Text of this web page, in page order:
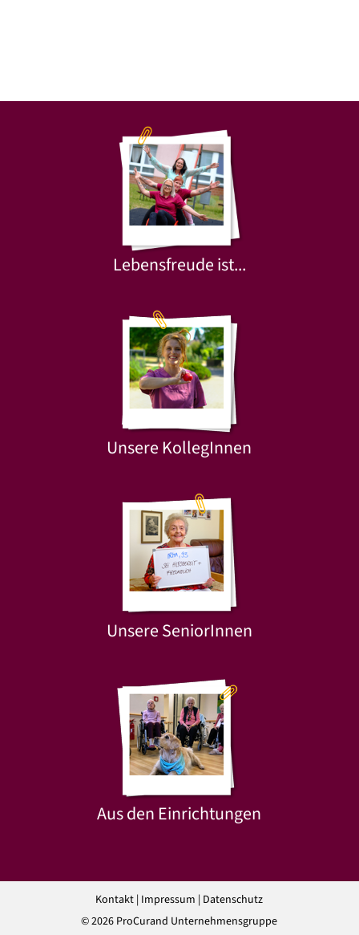
Lebensfreude ist...
Unsere KollegInnen
Unsere SeniorInnen
Aus den Einrichtungen
Kontakt | Impressum | Datenschutz
© 2026 ProCurand Unternehmensgruppe